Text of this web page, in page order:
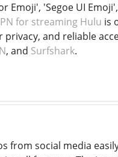
Emoji', 'Segoe UI
for streaming Hulu is
and reliable
, and Surfshark.
from social media